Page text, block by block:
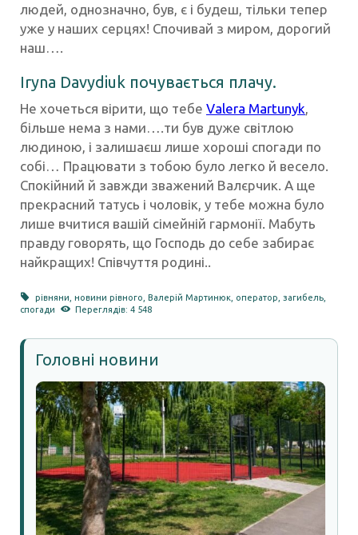
людей, однозначно, був, є і будеш, тільки тепер
уже у наших серцях! Спочивай з миром, дорогий
наш….
Iryna Davydiuk почувається плачу.
Не хочеться вірити, що тебе Valera Martunyk
більше нема з нами….ти був дуже світлою
людиною, і залишаєш лише хороші спогади по
собі… Працювати з тобою було легко й весело.
Спокійний й завжди зважений Валєрчик. А ще
прекрасний татусь і чоловік, у тебе можна було
лише вчитися вашій сімейній гармонії. Мабуть
правду говорять, що Господь до себе забирає
найкращих! Співчуття родині..
рівняни ,новини рівного ,Валерій Мартинюк оператор ,загибель
спогади
Переглядів: 4 548
Головні новини